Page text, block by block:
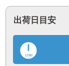
出荷日目安